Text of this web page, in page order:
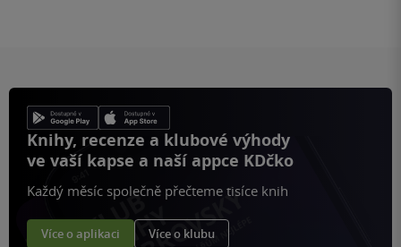
Knihy, recenze a klubové výhody
ve vaší kapse a naší appce KDčko
Každý měsíc společně přečteme tisíce knih
Více o aplikaci Více o klubu